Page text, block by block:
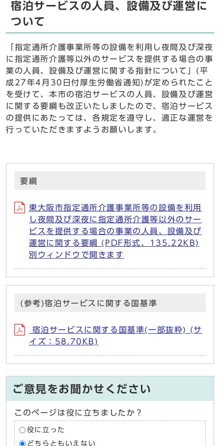
宿泊サービスの人員、設備及び運営に
ついて
「指定通所介護事業所等の設備を利用し夜間及び深夜
に指定通所介護等以外のサービスを提供する場合の事
業の人員、設備及び運営に関する指針について」(平
成27年4月30日付厚生労働省通知)が定められたこと
を受けて、本市の宿泊サービスの人員、設備及び運営
に関する要綱も改正いたしましたので、宿泊サービス
の提供にあたっては、各規定を遵守し、適正な運営を
行っていただきますようお願いします。
要綱
東大阪市指定通所介護事業所等の設備を利用
し夜間及び深夜に指定通所介護等以外のサー
ビスを提供する場合の事業の人員、設備及び
運営に関する要綱 (PDF形式、135.22KB)
別ウィンドウで開きます
(参考)宿泊サービスに関する国基準
宿泊サービスに関する国基準(一部抜粋) (サ
イズ：58.70KB)
ご意見をお聞かせください
このページは役に立ちましたか？
役に立った
どちらともいえない